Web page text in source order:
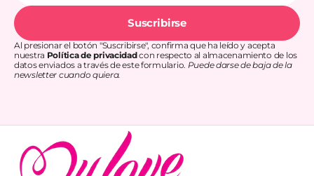
Suscribirse
Al presionar el botón "Suscribirse", confirma que ha leído y acepta
nuestra Política de privacidadcon respecto al almacenamiento de los
datos enviados a través de este formulario. Puede darse de baja de la
newsletter cuando quiera.